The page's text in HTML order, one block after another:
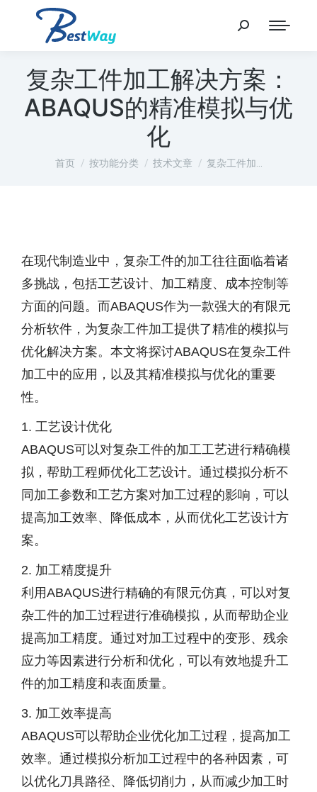
复杂工件加工解决方案：
ABAQUS的精准模拟与优
化
您在这里：
首页 按功能分类 技术文章 复杂工件加…
在现代制造业中，复杂工件的加工往往面临着诸
多挑战，包括工艺设计、加工精度、成本控制等
方面的问题。而ABAQUS作为一款强大的有限元
分析软件，为复杂工件加工提供了精准的模拟与
优化解决方案。本文将探讨ABAQUS在复杂工件
加工中的应用，以及其精准模拟与优化的重要
性。
1. 工艺设计优化
ABAQUS可以对复杂工件的加工工艺进行精确模
拟，帮助工程师优化工艺设计。通过模拟分析不
同加工参数和工艺方案对加工过程的影响，可以
提高加工效率、降低成本，从而优化工艺设计方
案。
2. 加工精度提升
利用ABAQUS进行精确的有限元仿真，可以对复
杂工件的加工过程进行准确模拟，从而帮助企业
提高加工精度。通过对加工过程中的变形、残余
应力等因素进行分析和优化，可以有效地提升工
件的加工精度和表面质量。
3. 加工效率提高
ABAQUS可以帮助企业优化加工过程，提高加工
效率。通过模拟分析加工过程中的各种因素，可
以优化刀具路径、降低切削力，从而减少加工时